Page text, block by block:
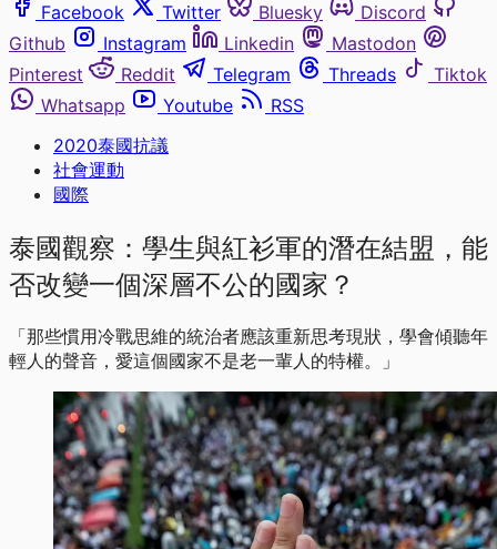
Facebook
Twitter Bluesky
Discord
Github
Instagram Linkedin
Mastodon
Pinterest
Reddit Telegram Threads
Tiktok
Whatsapp
Youtube
RSS
2020泰國抗議
社會運動
國際
泰國觀察：學生與紅衫軍的潛在結盟，能
否改變一個深層不公的國家？
「那些慣用冷戰思維的統治者應該重新思考現狀，學會傾聽年
輕人的聲音，愛這個國家不是老一輩人的特權。」